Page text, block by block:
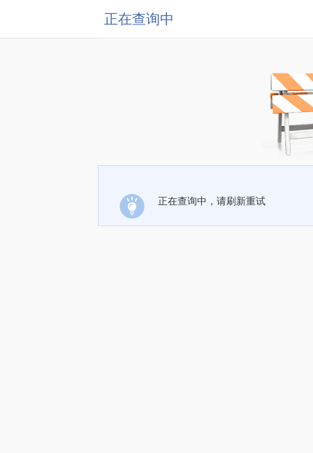
正在查询中
正在查询中，请刷新重试